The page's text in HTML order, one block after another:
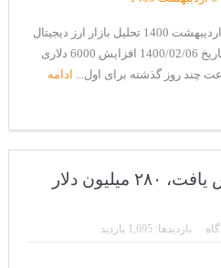
تحلیل بازار ارز دیجیتال در تاریخ 6 اردیبهشت 1400 تحلیل بازار ارز دیجیتال
و وضعیت مثبت این رمزارز ها در تاریخ 1400/02/06 افزایش 6000 دلاری
چند روز گذشته برای اول...
ادامه
قیمت بیت کوین افزایش یافت، ۲۸۰ میلیون دلار
بازدیدها: 1,695 بازدید